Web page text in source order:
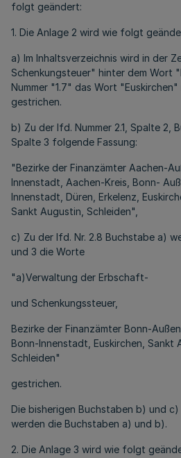
folgt geändert:
1. Die Anlage 2 wird wie folgt
a) Im Inhaltsverzeichnis wird in der
Schenkungsteuer" hinter dem Wort
Nummer "1.7" das Wort
gestrichen.
b) Zu der lfd. Nummer 2.1, Spalte 2,
Spalte 3 folgende Fassung:
"Bezirke der Finanzämter Aachen-
Innenstadt, Aachen-Kreis, Bonn-
Innenstadt, Düren, Erkelenz,
Sankt Augustin, Schleiden",
c) Zu der lfd. Nr. 2.8 Buchstabe a)
und 3 die Worte
"a)Verwaltung der Erbschaft-
und Schenkungssteuer,
Bezirke der Finanzämter Bonn-
Bonn-Innenstadt, Euskirchen, Sankt
Schleiden"
gestrichen.
Die bisherigen Buchstaben b) und
werden die Buchstaben a) und b).
2. Die Anlage 3 wird wie folgt